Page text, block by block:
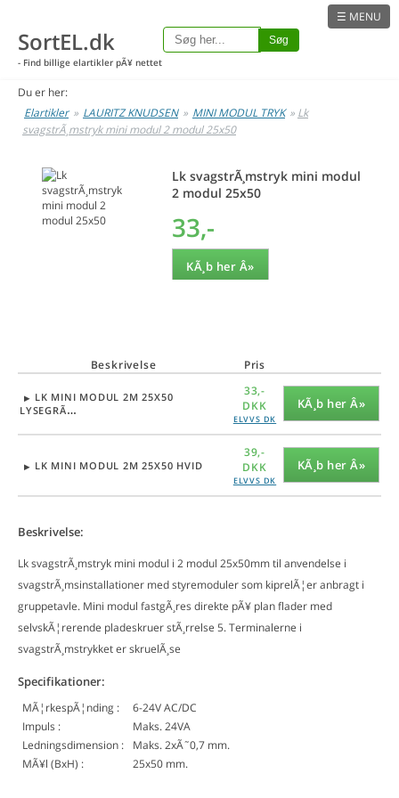
SortEL.dk
- Find billige elartikler pÃ¥ nettet
Søg
☰ MENU
Du er her:
Elartikler » LAURITZ KNUDSEN » MINI MODUL TRYK » Lk
svagstrÃ¸mstryk mini modul 2 modul 25x50
Lk svagstrÃ¸mstryk mini modul
2 modul 25x50
33,-
KÃ¸b her Â»
Beskrivelse Pris
LK MINI MODUL 2M 25X50
LYSEGRÃ…
33,-
DKK
ELVVS DK
KÃ¸b her Â»
LK MINI MODUL 2M 25X50 HVID
39,-
DKK
ELVVS DK
KÃ¸b her Â»
TYPE-Nummer:
Beskrivelse:
Lk svagstrÃ¸mstryk mini modul i 2 modul 25x50mm til anvendelse i
svagstrÃ¸msinstallationer med styremoduler som kiprelÃ¦er anbragt i
gruppetavle. Mini modul fastgÃ¸res direkte pÃ¥ plan flader med
selvskÃ¦rerende pladeskruer stÃ¸rrelse 5. Terminalerne i
svagstrÃ¸mstrykket er skruelÃ¸se
Specifikationer:
MÃ¦rkespÃ¦nding :
6-24V AC/DC
Impuls :
Maks. 24VA
Ledningsdimension :
Maks. 2xÃ˜0,7 mm.
MÃ¥l (BxH) :
25x50 mm.